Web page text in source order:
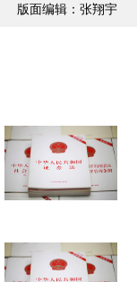
版面编辑：张翔宇